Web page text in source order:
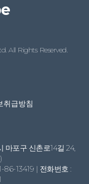
All Rights Reserved.
취급방침
마포구 신촌로14길 24,
86-13419 | 전화번호 :